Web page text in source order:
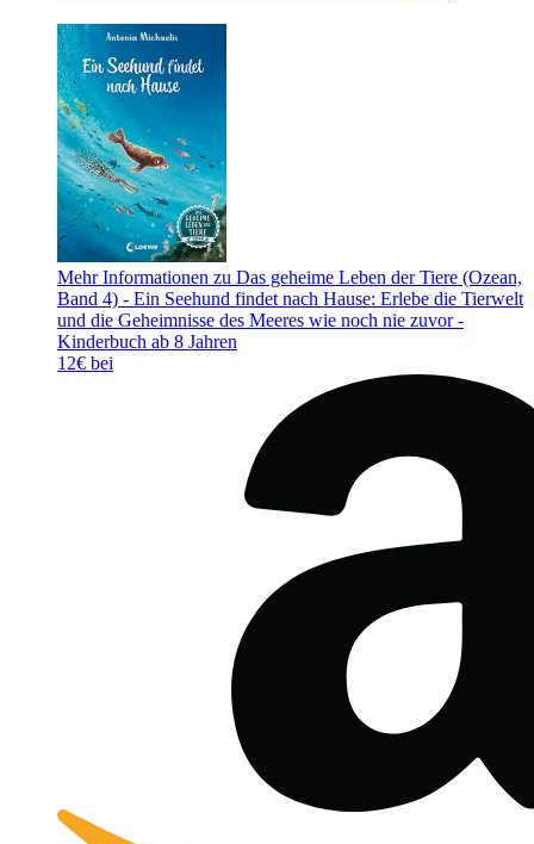
Mehr Informationen zu Das geheime Leben der Tiere (Ozean,
Band 4) - Ein Seehund findet nach Hause: Erlebe die Tierwelt
und die Geheimnisse des Meeres wie noch nie zuvor -
Kinderbuch ab 8 Jahren
12€ bei